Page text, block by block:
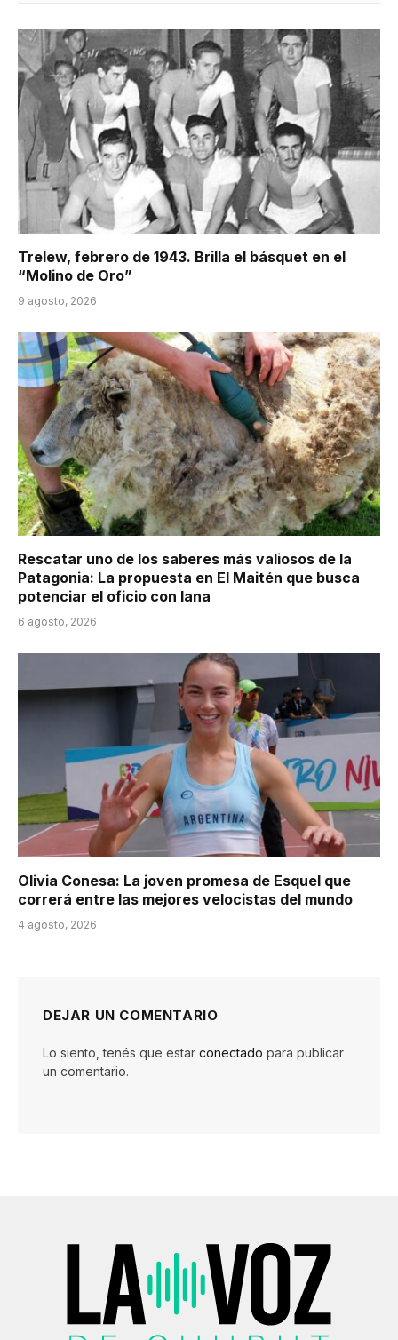
Trelew, febrero de 1943. Brilla el básquet en el
“Molino de Oro”
9 agosto, 2026
Rescatar uno de los saberes más valiosos de la
Patagonia: La propuesta en El Maitén que busca
potenciar el oficio con lana
6 agosto, 2026
Olivia Conesa: La joven promesa de Esquel que
correrá entre las mejores velocistas del mundo
4 agosto, 2026
DEJAR UN COMENTARIO
Lo siento, tenés que estar conectado para publicar
un comentario.